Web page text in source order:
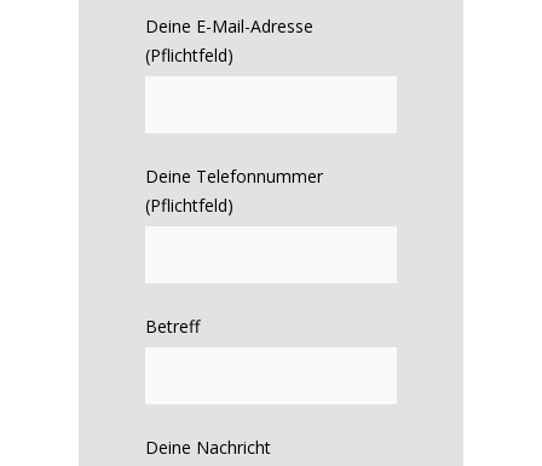
Deine E-Mail-Adresse
(Pflichtfeld)
Deine Telefonnummer
(Pflichtfeld)
Betreff
Deine Nachricht